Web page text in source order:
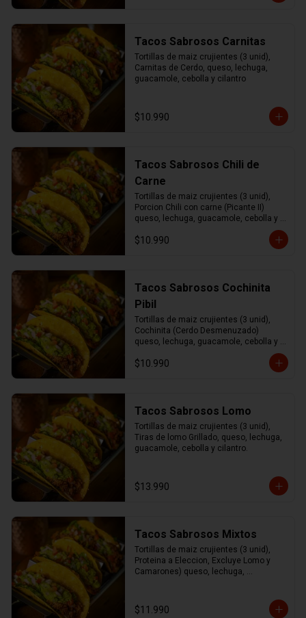
Tacos Sabrosos Carnitas
Tortillas de maiz crujientes (3 unid),
Carnitas de Cerdo, queso, lechuga,
guacamole, cebolla y cilantro
$10.990
Tacos Sabrosos Chili de
Carne
Tortillas de maiz crujientes (3 unid),
Porcion Chili con carne (Picante II)
queso, lechuga, guacamole, cebolla y
$10.990
Tacos Sabrosos Cochinita
Pibil
Tortillas de maiz crujientes (3 unid),
Cochinita (Cerdo Desmenuzado)
queso, lechuga, guacamole, cebolla y
$10.990
Tacos Sabrosos Lomo
Tortillas de maiz crujientes (3 unid),
Tiras de lomo Grillado, queso, lechuga,
guacamole, cebolla y cilantro.
$13.990
Tacos Sabrosos Mixtos
Tortillas de maiz crujientes (3 unid),
Proteina a Eleccion, Excluye Lomo y
Camarones) queso, lechuga,
$11.990